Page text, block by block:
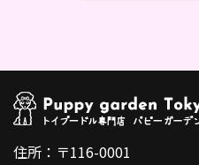
住所：〒116-0001